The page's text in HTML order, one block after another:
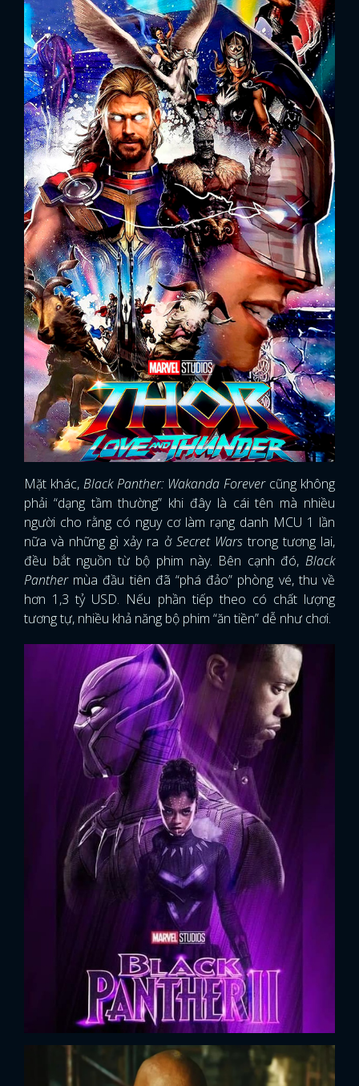
Mặt khác, Black Panther: Wakanda Forever cũng không
phải “dạng tầm thường” khi đây là cái tên mà nhiều
người cho rằng có nguy cơ làm rạng danh MCU 1 lần
nữa và những gì xảy ra ở Secret Wars trong tương lai,
đều bắt nguồn từ bộ phim này. Bên cạnh đó, Black
Panthermùa đầu tiên đã “phá đảo” phòng vé, thu về
hơn 1,3 tỷ USD. Nếu phần tiếp theo có chất lượng
tương tự, nhiều khả năng bộ phim “ăn tiền” dễ như chơi.